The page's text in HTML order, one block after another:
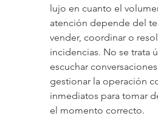
lujo en cuanto el
atención depende del
vender, coordinar o
incidencias. No se trata
escuchar
gestionar la operación
inmediatos para tomar
el momento correcto.